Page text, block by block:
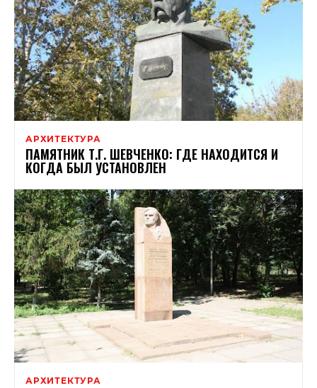
АРХИТЕКТУРА
ПАМЯТНИК Т.Г. ШЕВЧЕНКО: ГДЕ НАХОДИТСЯ И
КОГДА БЫЛ УСТАНОВЛЕН
АРХИТЕКТУРА